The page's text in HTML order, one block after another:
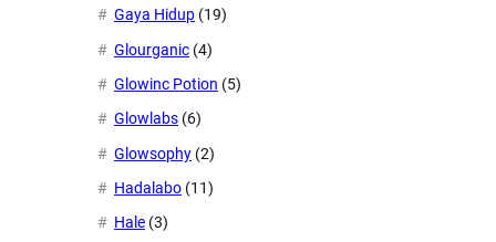
Gaya Hidup (19)
Glourganic (4)
Glowinc Potion (5)
Glowlabs (6)
Glowsophy (2)
Hadalabo (11)
Hale (3)